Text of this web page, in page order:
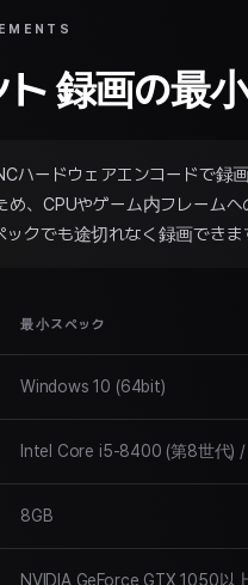
ト 録画の最
ハードウェアエンコードで
、CPUやゲーム内フレーム
クでも途切れなく録画できま
最小スペック
Windows 10 (64bit)
Intel Core i5-8400 (第8世代)
8GB
NVIDIA GeForce GTX 1050以